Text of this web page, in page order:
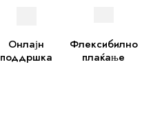
Онлајн
поддршка
Флексибилно
плаќање